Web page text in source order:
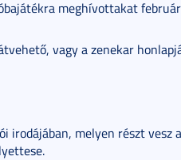
meghívottakat
vagy a zenekar
irodájában, melyen részt vesz